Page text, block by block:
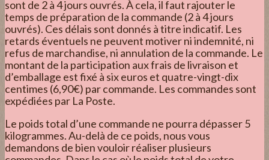
sont de 2 à 4 jours ouvrés. À cela, il faut rajouter le
temps de préparation de la commande (2 à 4 jours
ouvrés). Ces délais sont donnés à titre indicatif. Les
retards éventuels ne peuvent motiver ni indemnité, ni
refus de marchandise, ni annulation de la commande. Le
montant de la participation aux frais de livraison et
d’emballage est fixé à six euros et quatre-vingt-dix
centimes (6,90€) par commande. Les commandes sont
expédiées par La Poste.
Le poids total d’une commande ne pourra dépasser 5
kilogrammes. Au-delà de ce poids, nous vous
demandons de bien vouloir réaliser plusieurs